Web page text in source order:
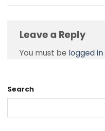
Leave a Reply
You must be logged in
Search